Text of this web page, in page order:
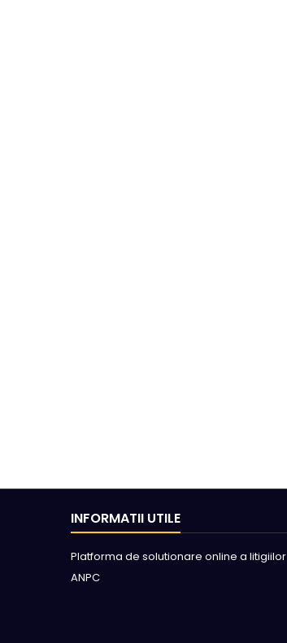
INFORMATII UTILE
Platforma de solutionare online a litigiilor
ANPC